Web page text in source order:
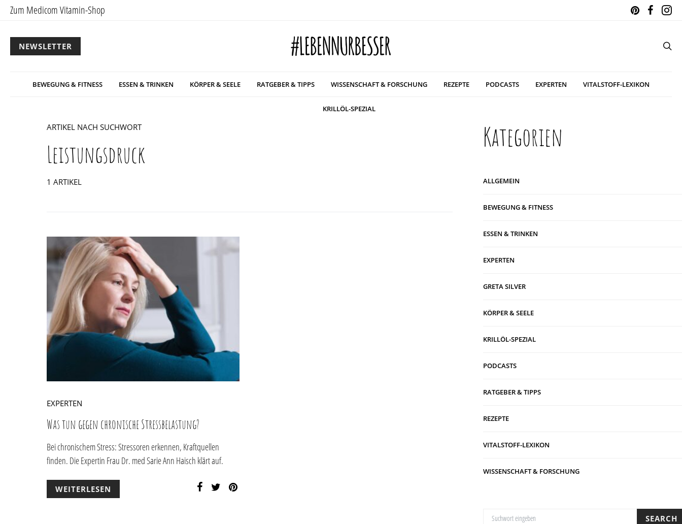
Zum Medicom Vitamin-Shop
NEWSLETTER
BEWEGUNG & FITNESS ESSEN & TRINKEN KÖRPER & SEELE RATGEBER & TIPPS WISSENSCHAFT & FORSCHUNG REZEPTE PODCASTS EXPERTEN VITALSTOFF-LEXIKON
KRILLÖL-SPEZIAL
ARTIKEL NACH SUCHWORT
Leistungsdruck
1 ARTIKEL
EXPERTEN
Was tun gegen chronische Stressbelastung?
Bei chronischem Stress: Stressoren erkennen, Kraftquellen
finden. Die Expertin Frau Dr. med Sarie Ann Haisch klärt auf.
WEITERLESEN
Kategorien
ALLGEMEIN
BEWEGUNG & FITNESS
ESSEN & TRINKEN
EXPERTEN
GRETA SILVER
KÖRPER & SEELE
KRILLÖL-SPEZIAL
PODCASTS
RATGEBER & TIPPS
REZEPTE
VITALSTOFF-LEXIKON
WISSENSCHAFT & FORSCHUNG
SUCHE NACH: SEARCH